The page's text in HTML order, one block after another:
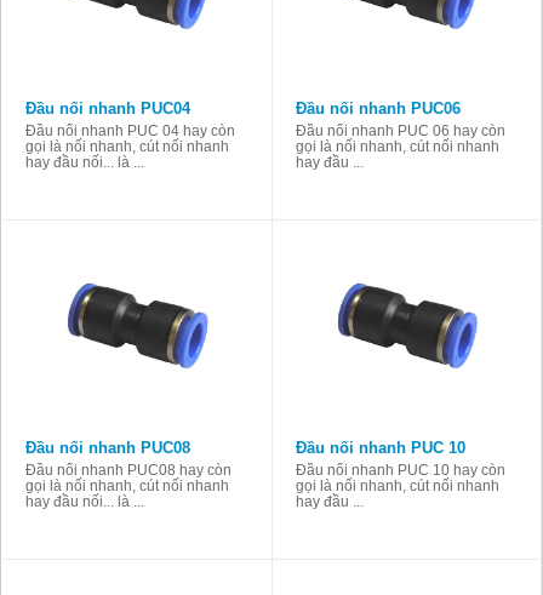
Đầu nối nhanh PUC04
Đầu nối nhanh PUC 04 hay còn
gọi là nối nhanh, cút nối nhanh
hay đầu nối... là ...
Đầu nối nhanh PUC06
Đầu nối nhanh PUC 06 hay còn
gọi là nối nhanh, cút nối nhanh
hay đầu ...
Đầu nối nhanh PUC08
Đầu nối nhanh PUC08 hay còn
gọi là nối nhanh, cút nối nhanh
hay đầu nối... là ...
Đầu nối nhanh PUC 10
Đầu nối nhanh PUC 10 hay còn
gọi là nối nhanh, cút nối nhanh
hay đầu ...